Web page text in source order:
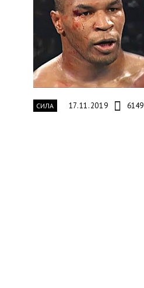
СИЛА 17.11.2019 6149